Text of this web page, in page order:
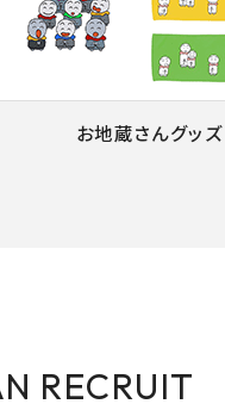
お地蔵さんグッズ
RECRUIT